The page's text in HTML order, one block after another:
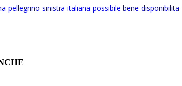
pellegrino-sinistra-italiana-possibile-bene-disponibilita-